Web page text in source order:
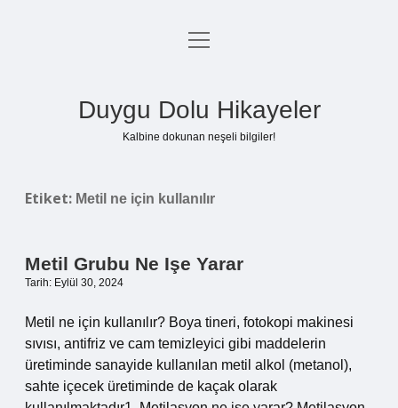
Anasayfa
menüyü
Duygu Dolu Hikayeler
Kalbine dokunan neşeli bilgiler!
Etiket: Metil ne için kullanılır
Metil Grubu Ne Işe Yarar
Tarih: Eylül 30, 2024
Metil ne için kullanılır? Boya tineri, fotokopi makinesi
sıvısı, antifriz ve cam temizleyici gibi maddelerin
üretiminde sanayide kullanılan metil alkol (metanol),
sahte içecek üretiminde de kaçak olarak